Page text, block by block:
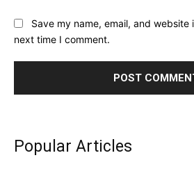
Save my name, email, and
next time I comment.
Popular Articles